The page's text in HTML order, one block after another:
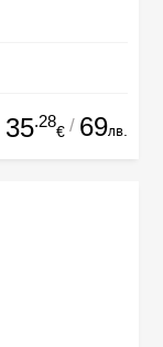
35.28
€ / 69лв.